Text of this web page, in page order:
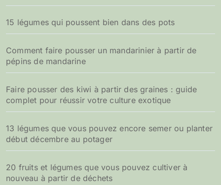
15 légumes qui poussent bien dans des pots
Comment faire pousser un mandarinier à partir de
pépins de mandarine
Faire pousser des kiwi à partir des graines : guide
complet pour réussir votre culture exotique
13 légumes que vous pouvez encore semer ou planter
début décembre au potager
20 fruits et légumes que vous pouvez cultiver à
nouveau à partir de déchets